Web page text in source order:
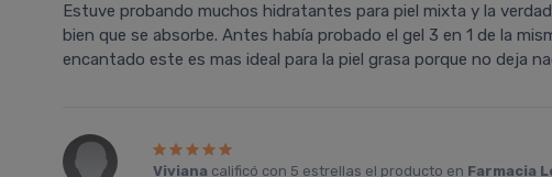
Estuve probando muchos hidratantes para piel mixta y la
bien que se absorbe. Antes había probado el gel 3 en 1 de la
encantado este es mas ideal para la piel grasa porque no deja
Viviana calificó con 5 estrellas el producto en Farmacia